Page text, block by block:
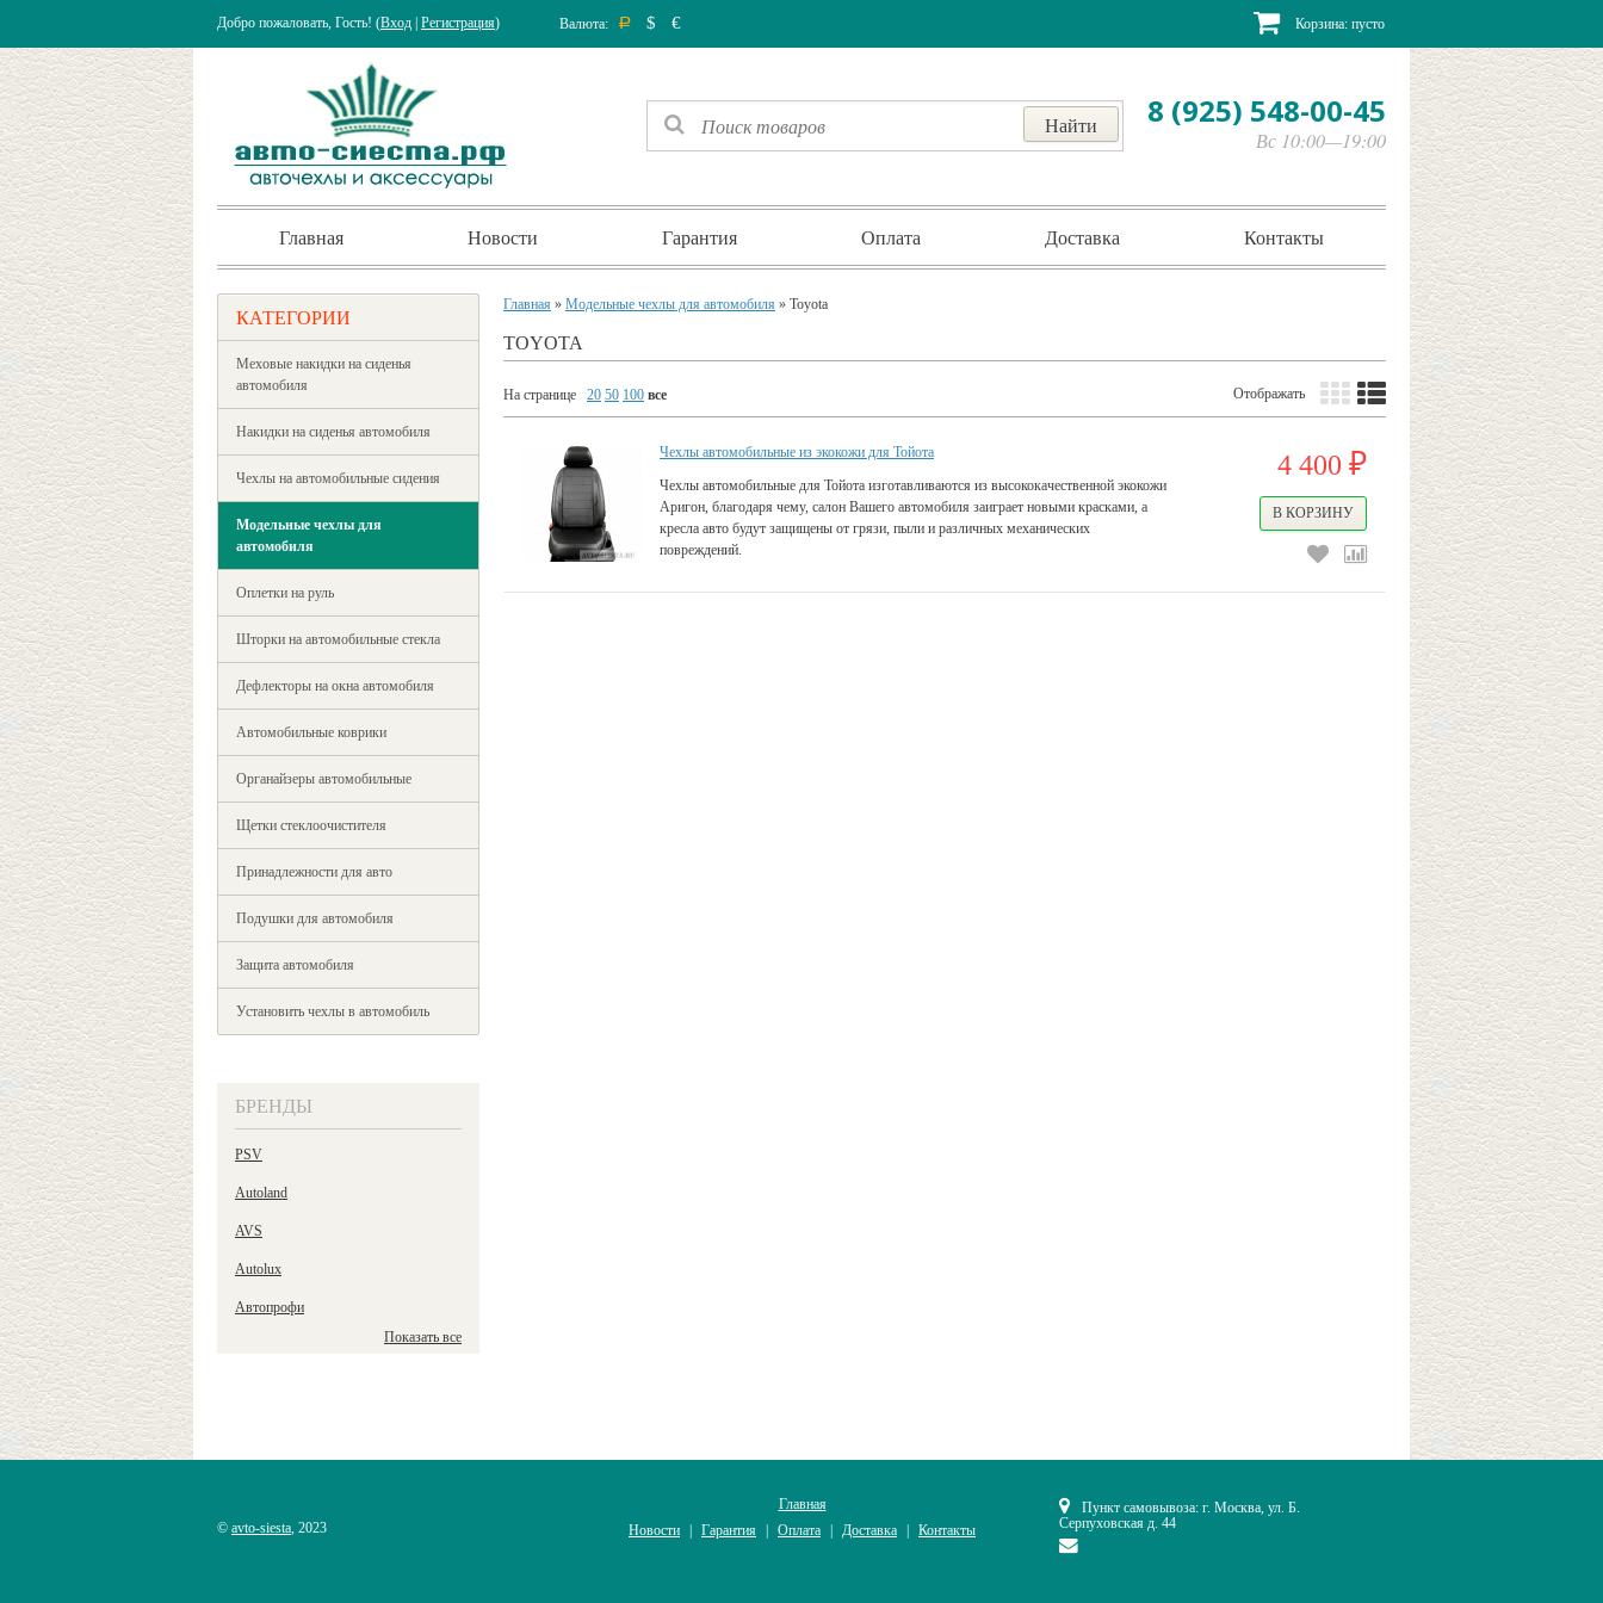
Добро пожаловать, Гость! (Вход Регистрация) Валюта: Р $ € Корзина: пусто
8 (925) 548-00-45
Вс 10:00—19:00
Главная Новости Гарантия Оплата Доставка Контакты
КАТЕГОРИИ
Меховые накидки на сиденья
автомобиля
Накидки на сиденья автомобиля
Чехлы на автомобильные сидения
Модельные чехлы для
автомобиля
Оплетки на руль
Шторки на автомобильные стекла
Дефлекторы на окна автомобиля
Автомобильные коврики
Органайзеры автомобильные
Щетки стеклоочистителя
Принадлежности для авто
Подушки для автомобиля
Защита автомобиля
Установить чехлы в автомобиль
БРЕНДЫ
PSV
Autoland
AVS
Autolux
Автопрофи
Показать все
Главная » Модельные чехлы для автомобиля » Toyota
TOYOTA
На странице 20 50 100 все Отображать
Чехлы автомобильные из экокожи для Тойота
Чехлы автомобильные для Тойота изготавливаются из высококачественной экокожи
Аригон, благодаря чему, салон Вашего автомобиля заиграет новыми красками, а
кресла авто будут защищены от грязи, пыли и различных механических
повреждений.
4 400 ₽
© avto-siesta, 2023
Главная
Новости
Гарантия Оплата Доставка Контакты
Пункт самовывоза: г. Москва, ул. Б.
Серпуховская д. 44